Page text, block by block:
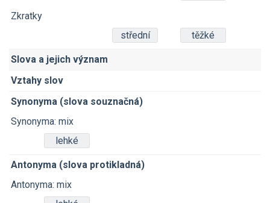
Zkratky
střední
těžké
Slova a jejich význam
Vztahy slov
Synonyma (slova souznačná)
Synonyma: mix
lehké
Antonyma (slova protikladná)
Antonyma: mix